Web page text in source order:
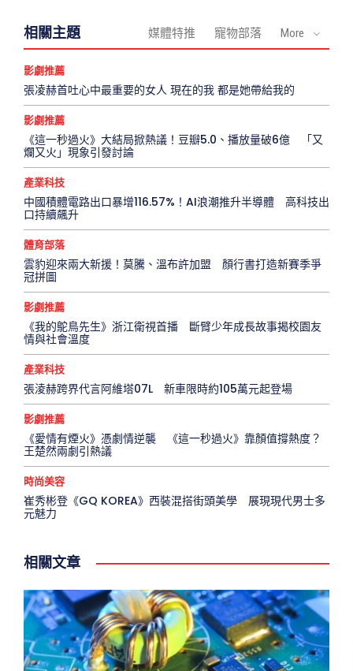
相關主題 媒體特推 寵物部落 More
影劇推薦
張凌赫首吐心中最重要的女人 現在的我 都是她帶給我的
影劇推薦
《這一秒過火》大結局掀熱議！豆瓣5.0、播放量破6億 「又
爛又火」現象引發討論
產業科技
中國積體電路出口暴增116.57%！AI浪潮推升半導體 高科技出
口持續飆升
體育部落
雲豹迎來兩大新援！莫騰、溫布許加盟 顏行書打造新賽季爭
冠拼圖
影劇推薦
《我的鴕鳥先生》浙江衛視首播 斷臂少年成長故事揭校園友
情與社會溫度
產業科技
張淩赫跨界代言阿維塔07L 新車限時約105萬元起登場
影劇推薦
《愛情有煙火》憑劇情逆襲 《這一秒過火》靠顏值撐熱度？
王楚然兩劇引熱議
時尚美容
崔秀彬登《GQ KOREA》西裝混搭街頭美學 展現現代男士多
元魅力
相關文章